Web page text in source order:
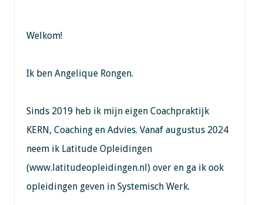
Welkom!
Ik ben Angelique Rongen.
Sinds 2019 heb ik mijn eigen Coachpraktijk
KERN, Coaching en Advies. Vanaf augustus 2024
neem ik Latitude Opleidingen
(www.latitudeopleidingen.nl) over en ga ik ook
opleidingen geven in Systemisch Werk.